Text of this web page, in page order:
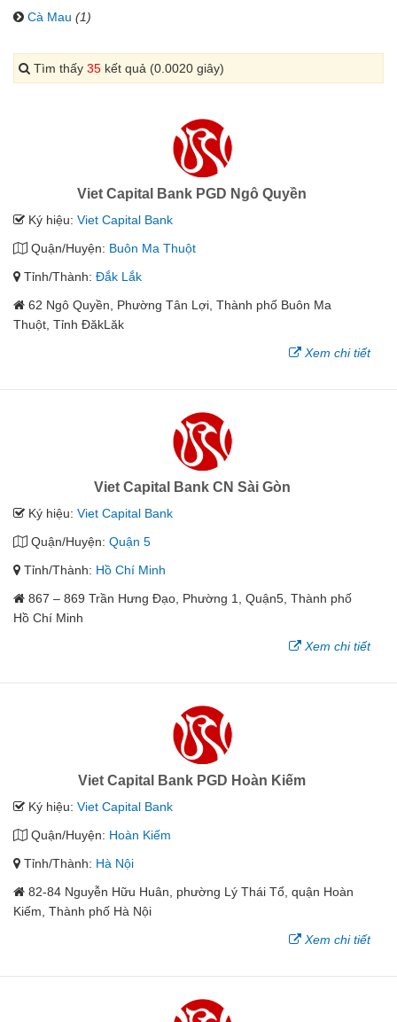
Cà Mau (1)
Tìm thấy 35 kết quả (0.0020 giây)
Viet Capital Bank PGD Ngô Quyền
Ký hiệu: Viet Capital Bank
Quận/Huyện: Buôn Ma Thuột
Tỉnh/Thành: Đắk Lắk
62 Ngô Quyền, Phường Tân Lợi, Thành phố Buôn Ma
Thuột, Tỉnh ĐăkLăk
Xem chi tiết
Viet Capital Bank CN Sài Gòn
Ký hiệu: Viet Capital Bank
Quận/Huyện: Quận 5
Tỉnh/Thành: Hồ Chí Minh
867 – 869 Trần Hưng Đạo, Phường 1, Quận5, Thành phố
Hồ Chí Minh
Xem chi tiết
Viet Capital Bank PGD Hoàn Kiếm
Ký hiệu: Viet Capital Bank
Quận/Huyện: Hoàn Kiếm
Tỉnh/Thành: Hà Nội
82-84 Nguyễn Hữu Huân, phường Lý Thái Tổ, quận Hoàn
Kiếm, Thành phố Hà Nội
Xem chi tiết